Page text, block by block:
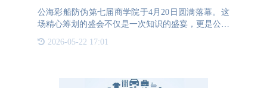
公海彩船防伪第七届商学院于4月20日圆满落幕。这
场精心筹划的盛会不仅是一次知识的盛宴，更是公司
现。公海彩船防伪商学院，这个承载着深厚企业文化
2026-05-22 17:01